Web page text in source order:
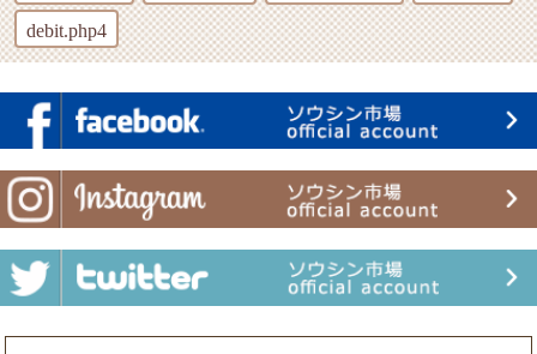
debit.php4